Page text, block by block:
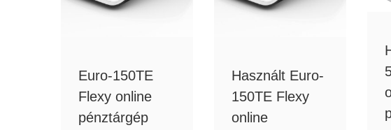
Euro-150TE
Flexy online
pénztárgép
Használt Euro-
150TE Flexy
online